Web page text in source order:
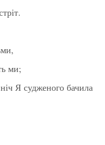
ми;
Я судженого бачила